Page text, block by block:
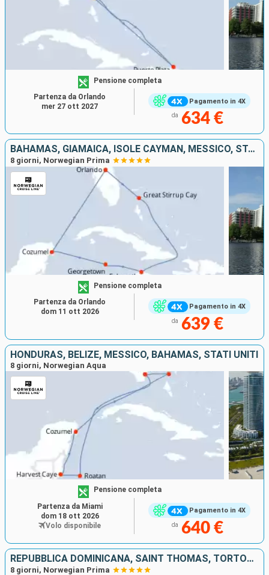
Pagamento in 4X
Pensione completa
da 634 €
Partenza da Orlando
mer 27 ott 2027
BAHAMAS, GIAMAICA, ISOLE CAYMAN, MESSICO, STATI UNITI
8 giorni, Norwegian Prima
Pagamento in 4X
Pensione completa
da 639 €
Partenza da Orlando
dom 11 ott 2026
HONDURAS, BELIZE, MESSICO, BAHAMAS, STATI UNITI
8 giorni, Norwegian Aqua
Pagamento in 4X
Pensione completa
da 640 €
Partenza da Miami
dom 18 ott 2026
Volo disponibile
REPUBBLICA DOMINICANA, SAINT THOMAS, TORTOLA, BAHAMAS, STATI UNITI
8 giorni, Norwegian Prima